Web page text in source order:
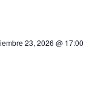
23, 2026 @ 17:00